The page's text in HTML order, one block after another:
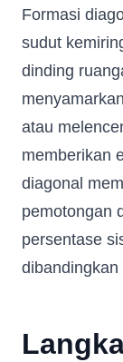
Formasi
sudut
dinding
atau
memberikan
diagonal
pemotongan
persentase
dibandingkan